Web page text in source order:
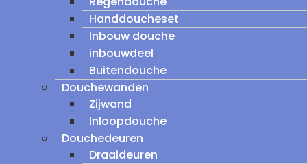
Handdoucheset
Inbouw douche
inbouwdeel
Buitendouche
Douchewanden
Zijwand
Inloopdouche
Douchedeuren
Draaideuren